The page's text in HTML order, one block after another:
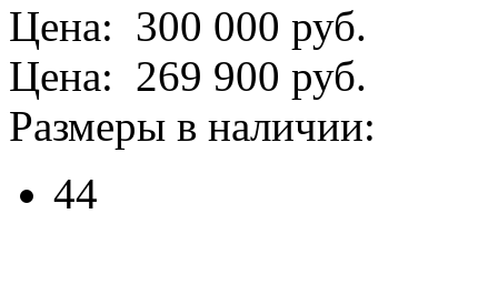
Цена: 300 000 руб.
Цена: 269 900 руб.
Размеры в наличии:
44